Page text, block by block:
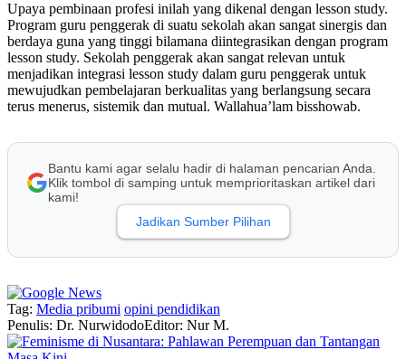
Upaya pembinaan profesi inilah yang dikenal dengan lesson study.
Program guru penggerak di suatu sekolah akan sangat sinergis dan
berdaya guna yang tinggi bilamana diintegrasikan dengan program
lesson study. Sekolah penggerak akan sangat relevan untuk
menjadikan integrasi lesson study dalam guru penggerak untuk
mewujudkan pembelajaran berkualitas yang berlangsung secara
terus menerus, sistemik dan mutual. Wallahua’lam bisshowab.
Bantu kami agar selalu hadir di halaman pencarian Anda.
Klik tombol di samping untuk memprioritaskan artikel dari
kami!
Jadikan Sumber Pilihan
Tag: Media pribumi opini pendidikan
Penulis: Dr. NurwidodoEditor: Nur M.